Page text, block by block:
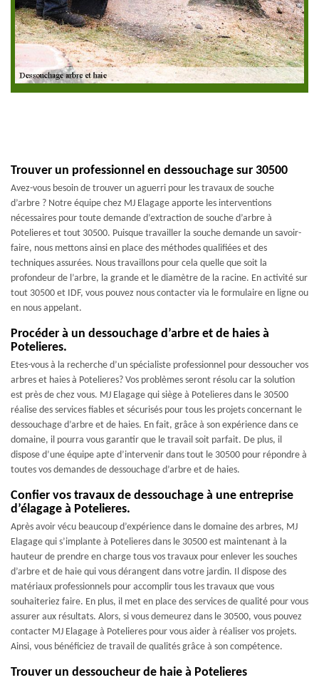
Trouver un professionnel en dessouchage sur 30500
Avez-vous besoin de trouver un aguerri pour les travaux de souche
d’arbre ? Notre équipe chez MJ Elagage apporte les interventions
nécessaires pour toute demande d’extraction de souche d’arbre à
Potelieres et tout 30500. Puisque travailler la souche demande un savoir-
faire, nous mettons ainsi en place des méthodes qualifiées et des
techniques assurées. Nous travaillons pour cela quelle que soit la
profondeur de l’arbre, la grande et le diamètre de la racine. En activité sur
tout 30500 et IDF, vous pouvez nous contacter via le formulaire en ligne ou
en nous appelant.
Procéder à un dessouchage d’arbre et de haies à
Potelieres.
Etes-vous à la recherche d’un spécialiste professionnel pour dessoucher vos
arbres et haies à Potelieres? Vos problèmes seront résolu car la solution
est près de chez vous. MJ Elagage qui siège à Potelieres dans le 30500
réalise des services fiables et sécurisés pour tous les projets concernant le
dessouchage d’arbre et de haies. En fait, grâce à son expérience dans ce
domaine, il pourra vous garantir que le travail soit parfait. De plus, il
dispose d’une équipe apte d’intervenir dans tout le 30500 pour répondre à
toutes vos demandes de dessouchage d’arbre et de haies.
Confier vos travaux de dessouchage à une entreprise
d’élagage à Potelieres.
Après avoir vécu beaucoup d’expérience dans le domaine des arbres, MJ
Elagage qui s’implante à Potelieres dans le 30500 est maintenant à la
hauteur de prendre en charge tous vos travaux pour enlever les souches
d’arbre et de haie qui vous dérangent dans votre jardin. Il dispose des
matériaux professionnels pour accomplir tous les travaux que vous
souhaiteriez faire. En plus, il met en place des services de qualité pour vous
assurer aux résultats. Alors, si vous demeurez dans le 30500, vous pouvez
contacter MJ Elagage à Potelieres pour vous aider à réaliser vos projets.
Ainsi, vous bénéficiez de travail de qualités grâce à son compétence.
Trouver un dessoucheur de haie à Potelieres